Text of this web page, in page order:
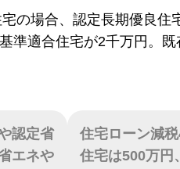
の場合、認定長期優良住
準適合住宅が2千万円。
認定省
エネや
住宅ローン減
住宅は500万円